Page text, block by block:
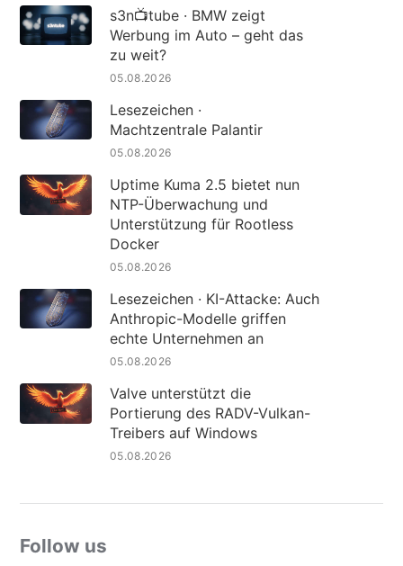
s3n📺tube · BMW zeigt
Werbung im Auto – geht das
zu weit?
05.08.2026
Lesezeichen ·
Machtzentrale Palantir
05.08.2026
Uptime Kuma 2.5 bietet nun
NTP-Überwachung und
Unterstützung für Rootless
Docker
05.08.2026
Lesezeichen · KI-Attacke: Auch
Anthropic-Modelle griffen
echte Unternehmen an
05.08.2026
Valve unterstützt die
Portierung des RADV-Vulkan-
Treibers auf Windows
05.08.2026
Follow us